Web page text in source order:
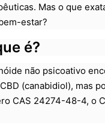
Mas o que
estar?
é?
não psicoativo
(canabidiol), mas
CAS 24274-48-4, o